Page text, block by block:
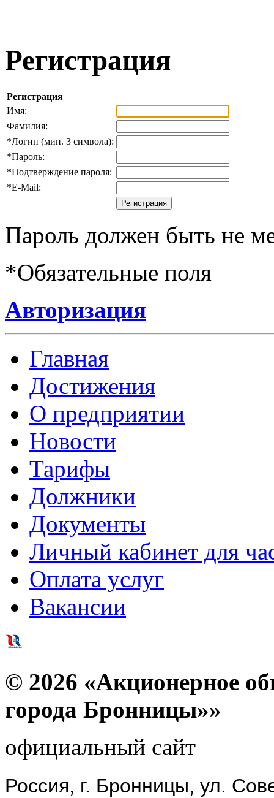
Регистрация
Регистрация
Имя:
Фамилия:
*Логин (мин. 3 символа):
*Пароль:
*Подтверждение пароля:
*E-Mail:
Пароль должен быть не
*Обязательные поля
Авторизация
Главная
Достижения
О предприятии
Новости
Тарифы
Должники
Документы
Личный кабинет для
Оплата услуг
Вакансии
© 2026 «Акционерное
города Бронницы»»
официальный сайт
Россия, г. Бронницы, ул.